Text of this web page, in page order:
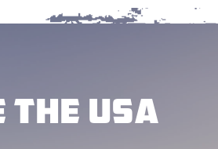
THE USA